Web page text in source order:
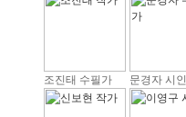
조진태 수필가 문경자 시인